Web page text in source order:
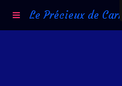
Le Précieux de Carni